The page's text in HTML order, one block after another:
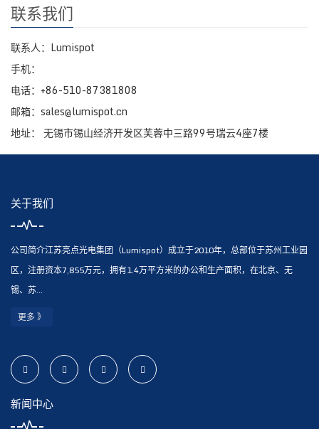
联系我们
联系人：Lumispot
手机：
电话：+86-510-87381808
邮箱：sales@lumispot.cn
地址： 无锡市锡山经济开发区芙蓉中三路99号瑞云4座7楼
关于我们
公司简介江苏亮点光电集团（Lumispot）成立于2010年，总部位于苏州工业园
区，注册资本7,855万元，拥有1.4万平方米的办公和生产面积，在北京、无
锡、苏...
更多 》
新闻中心